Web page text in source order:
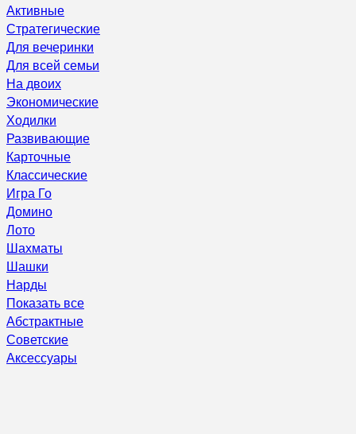
Активные
Стратегические
Для вечеринки
Для всей семьи
На двоих
Экономические
Ходилки
Развивающие
Карточные
Классические
Игра Го
Домино
Лото
Шахматы
Шашки
Нарды
Показать все
Абстрактные
Советские
Аксессуары